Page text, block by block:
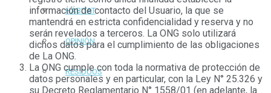
HÁBITAT
OPINIÓN
RESIDUOS
información de contacto del Usuario, la que se
mantendrá en estricta confidencialidad y reserva y no
serán revelados a terceros. La ONG solo utilizará
dichos datos para el cumplimiento de las obligaciones
de La ONG.
La ONG cumple con toda la normativa de protección de
datos personales y en particular, con la Ley N° 25.326 y
su Decreto Reglamentario N° 1558/01 (en adelante, la